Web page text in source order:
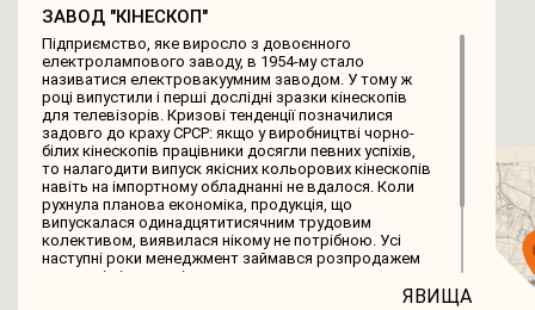
ЗАВОД "КІНЕСКОП"
Підприємство, яке виросло з довоєнного
електролампового заводу, в 1954-му стало
називатися електровакуумним заводом. У тому ж
році випустили і перші дослідні зразки кінескопів
для телевізорів. Кризові тенденції позначилися
задовго до краху СРСР: якщо у виробництві чорно-
білих кінескопів працівники досягли певних успіхів,
то налагодити випуск якісних кольорових кінескопів
навіть на імпортному обладнанні не вдалося. Коли
рухнула планова економіка, продукція, що
випускалася одинадцятитисячним трудовим
колективом, виявилася нікому не потрібною. Усі
наступні роки менеджмент займався розпродажем
верстатів і агрегатів з укомплектованих
технологічних ліній, а в 1999-му завод був визнанийЯВИЩА